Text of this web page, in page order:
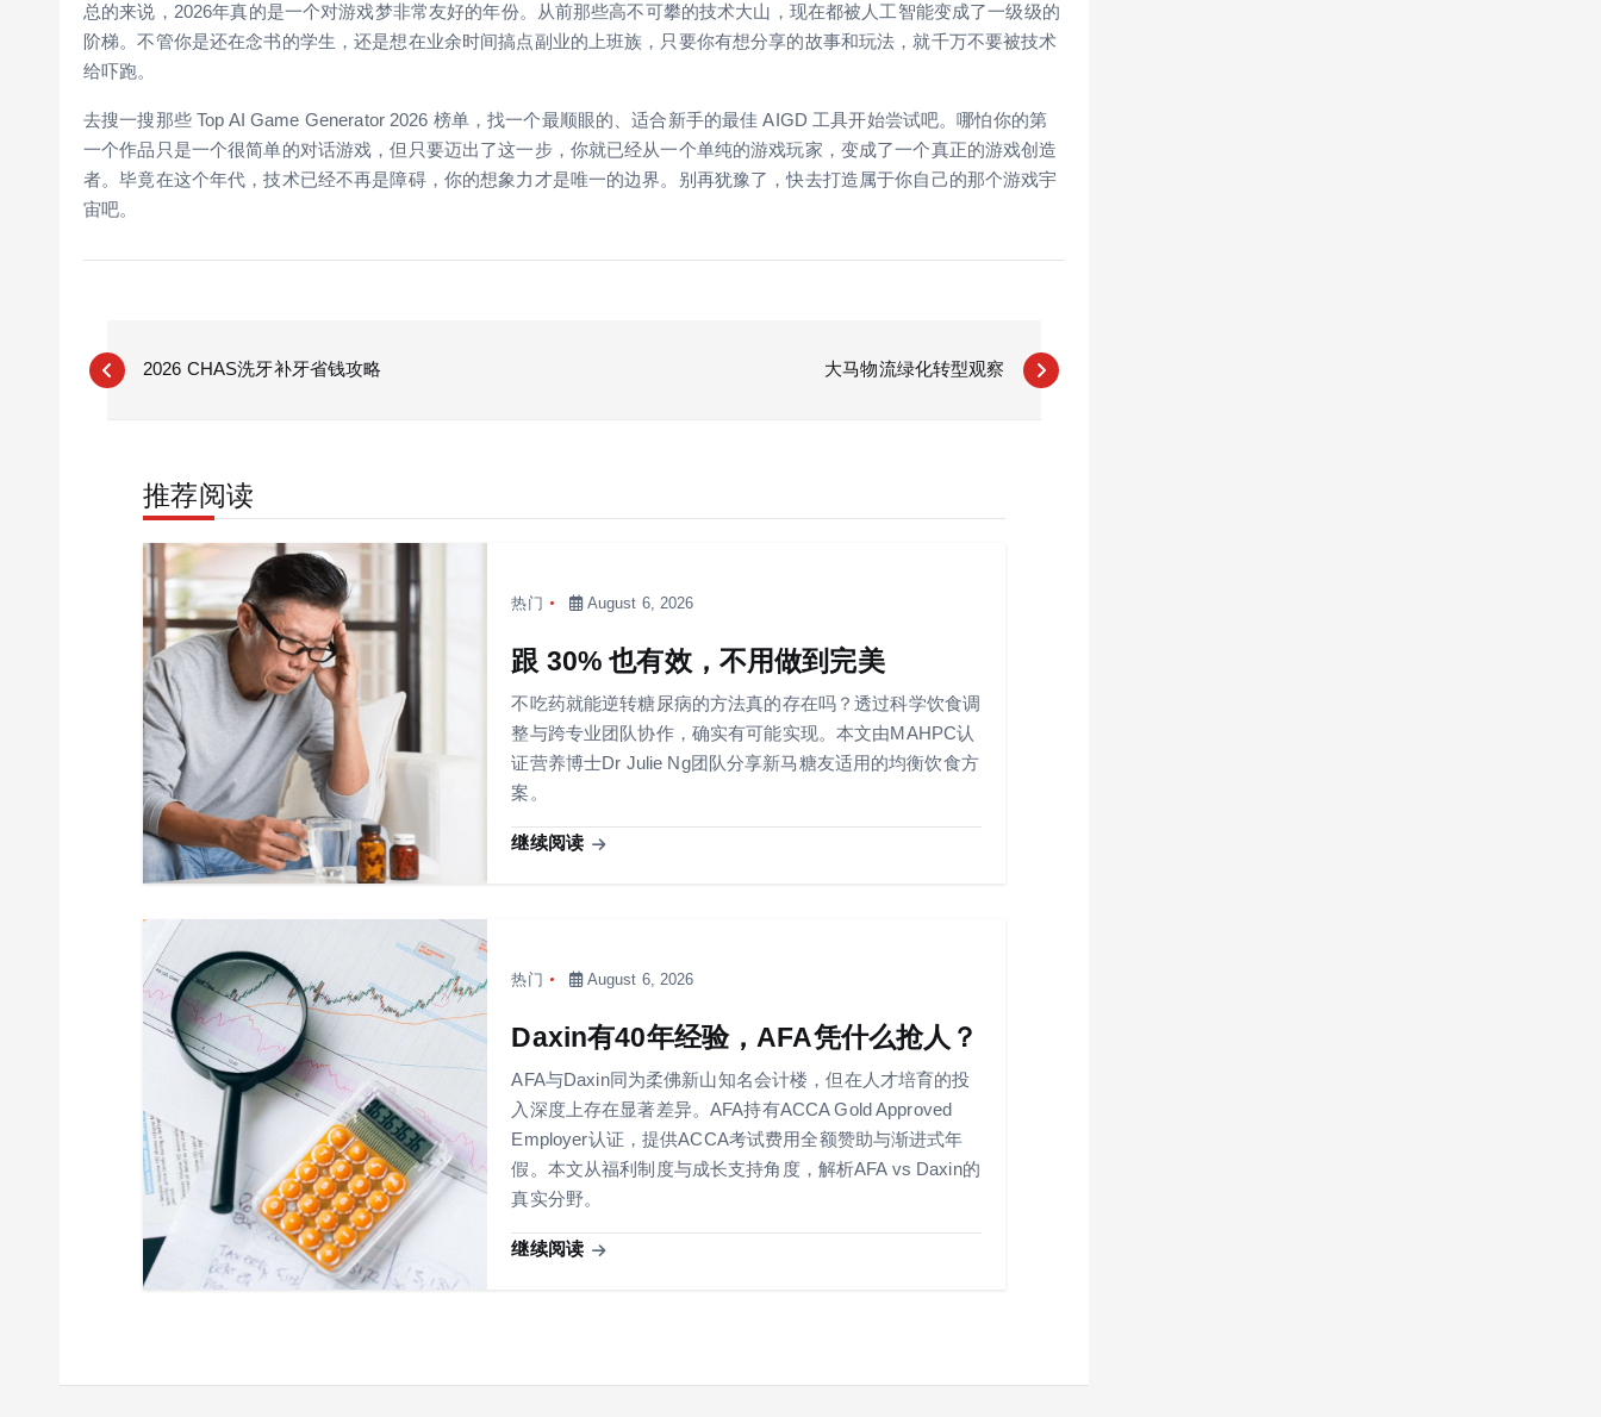
总的来说，2026年真的是一个对游戏梦非常友好的年份。从前那些高不可攀的技术大山，现在都被人工智能变成了一级级的
阶梯。不管你是还在念书的学生，还是想在业余时间搞点副业的上班族，只要你有想分享的故事和玩法，就千万不要被技术
给吓跑。
去搜一搜那些 Top AI Game Generator 2026 榜单，找一个最顺眼的、适合新手的最佳 AIGD 工具开始尝试吧。哪怕你的第
一个作品只是一个很简单的对话游戏，但只要迈出了这一步，你就已经从一个单纯的游戏玩家，变成了一个真正的游戏创造
者。毕竟在这个年代，技术已经不再是障碍，你的想象力才是唯一的边界。别再犹豫了，快去打造属于你自己的那个游戏宇
宙吧。
o
2026 CHAS洗牙补牙省钱攻略 大马物流绿化转型观察
推荐阅读
热门 August 6, 2026
跟 30% 也有效，不用做到完美
不吃药就能逆转糖尿病的方法真的存在吗？透过科学饮食调
整与跨专业团队协作，确实有可能实现。本文由MAHPC认
证营养博士Dr Julie Ng团队分享新马糖友适用的均衡饮食方
案。
继续阅读
热门 August 6, 2026
Daxin有40年经验，AFA凭什么抢人？
AFA与Daxin同为柔佛新山知名会计楼，但在人才培育的投
入深度上存在显著差异。AFA持有ACCA Gold Approved
Employer认证，提供ACCA考试费用全额赞助与渐进式年
假。本文从福利制度与成长支持角度，解析AFA vs Daxin的
真实分野。
继续阅读